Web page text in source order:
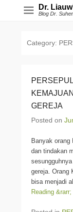
Dr.
Blog Dr.
Category:
GEREJA
Posted on
Banyak
dan tindakan
gereja. Orang
bisa menjadi
Reading &rarr;